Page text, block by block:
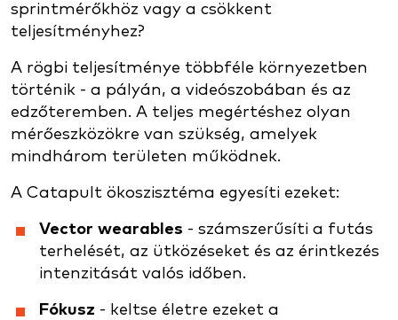
sprintmérőkhöz vagy a csökkent
teljesítményhez?
A rögbi teljesítménye többféle környezetben
történik - a pályán, a videószobában és az
edzőteremben. A teljes megértéshez olyan
mérőeszközökre van szükség, amelyek
mindhárom területen működnek.
A Catapult ökoszisztéma egyesíti ezeket:
Vector wearables - számszerűsíti a futás
terhelését, az ütközéseket és az érintkezés
intenzitását valós időben.
Fókusz - keltse életre ezeket a